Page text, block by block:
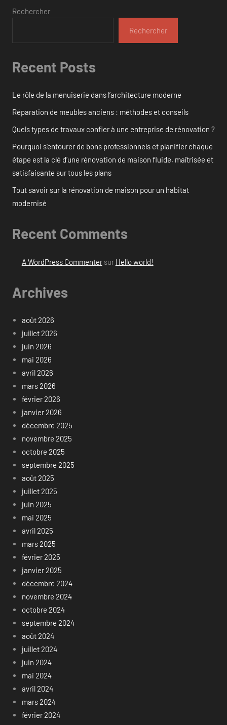
Rechercher
Rechercher
Recent Posts
Le rôle de la menuiserie dans l’architecture moderne
Réparation de meubles anciens : méthodes et conseils
Quels types de travaux confier à une entreprise de rénovation ?
Pourquoi s’entourer de bons professionnels et planifier chaque
étape est la clé d’une rénovation de maison fluide, maîtrisée et
satisfaisante sur tous les plans
Tout savoir sur la rénovation de maison pour un habitat
modernisé
Recent Comments
A WordPress Commentersur Hello world!
Archives
août 2026
juillet 2026
juin 2026
mai 2026
avril 2026
mars 2026
février 2026
janvier 2026
décembre 2025
novembre 2025
octobre 2025
septembre 2025
août 2025
juillet 2025
juin 2025
mai 2025
avril 2025
mars 2025
février 2025
janvier 2025
décembre 2024
novembre 2024
octobre 2024
septembre 2024
août 2024
juillet 2024
juin 2024
mai 2024
avril 2024
mars 2024
février 2024